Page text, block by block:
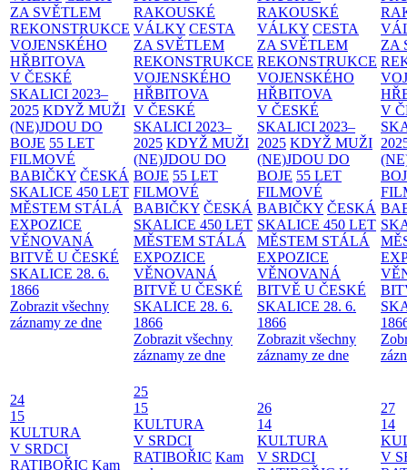
ZA SVĚTLEM
REKONSTRUKCE
VOJENSKÉHO
HŘBITOVA
V ČESKÉ
SKALICI 2023–
2025 KDYŽ MUŽI
(NE)JDOU DO
BOJE 55 LET
FILMOVÉ
BABIČKY ČESKÁ
SKALICE 450 LET
MĚSTEM STÁLÁ
EXPOZICE
VĚNOVANÁ
BITVĚ U ČESKÉ
SKALICE 28. 6.
1866
Zobrazit všechny
záznamy ze dne
RAKOUSKÉ
VÁLKY CESTA
ZA SVĚTLEM
REKONSTRUKCE
VOJENSKÉHO
HŘBITOVA
V ČESKÉ
SKALICI 2023–
2025 KDYŽ MUŽI
(NE)JDOU DO
BOJE 55 LET
FILMOVÉ
BABIČKY ČESKÁ
SKALICE 450 LET
MĚSTEM STÁLÁ
EXPOZICE
VĚNOVANÁ
BITVĚ U ČESKÉ
SKALICE 28. 6.
1866
Zobrazit všechny
záznamy ze dne
RAKOUSKÉ
VÁLKY CESTA
ZA SVĚTLEM
REKONSTRUKCE
VOJENSKÉHO
HŘBITOVA
V ČESKÉ
SKALICI 2023–
2025 KDYŽ MUŽI
(NE)JDOU DO
BOJE 55 LET
FILMOVÉ
BABIČKY ČESKÁ
SKALICE 450 LET
MĚSTEM STÁLÁ
EXPOZICE
VĚNOVANÁ
BITVĚ U ČESKÉ
SKALICE 28. 6.
1866
Zobrazit všechny
záznamy ze dne
ZA
V
24
15
KULTURA
V SRDCI
RATIBOŘIC Kam
25
15
KULTURA
V SRDCI
RATIBOŘIC Kam
26
14
KULTURA
V SRDCI
27
14
V